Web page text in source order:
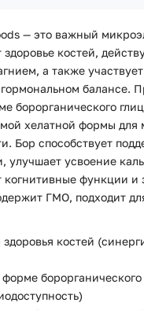
— это важный
костей,
а также
балансе.
борорганического
хелатной формы для
Бор способствует
улучшает усвоение
когнитивные функции и
ГМО, подходит
костей
форме